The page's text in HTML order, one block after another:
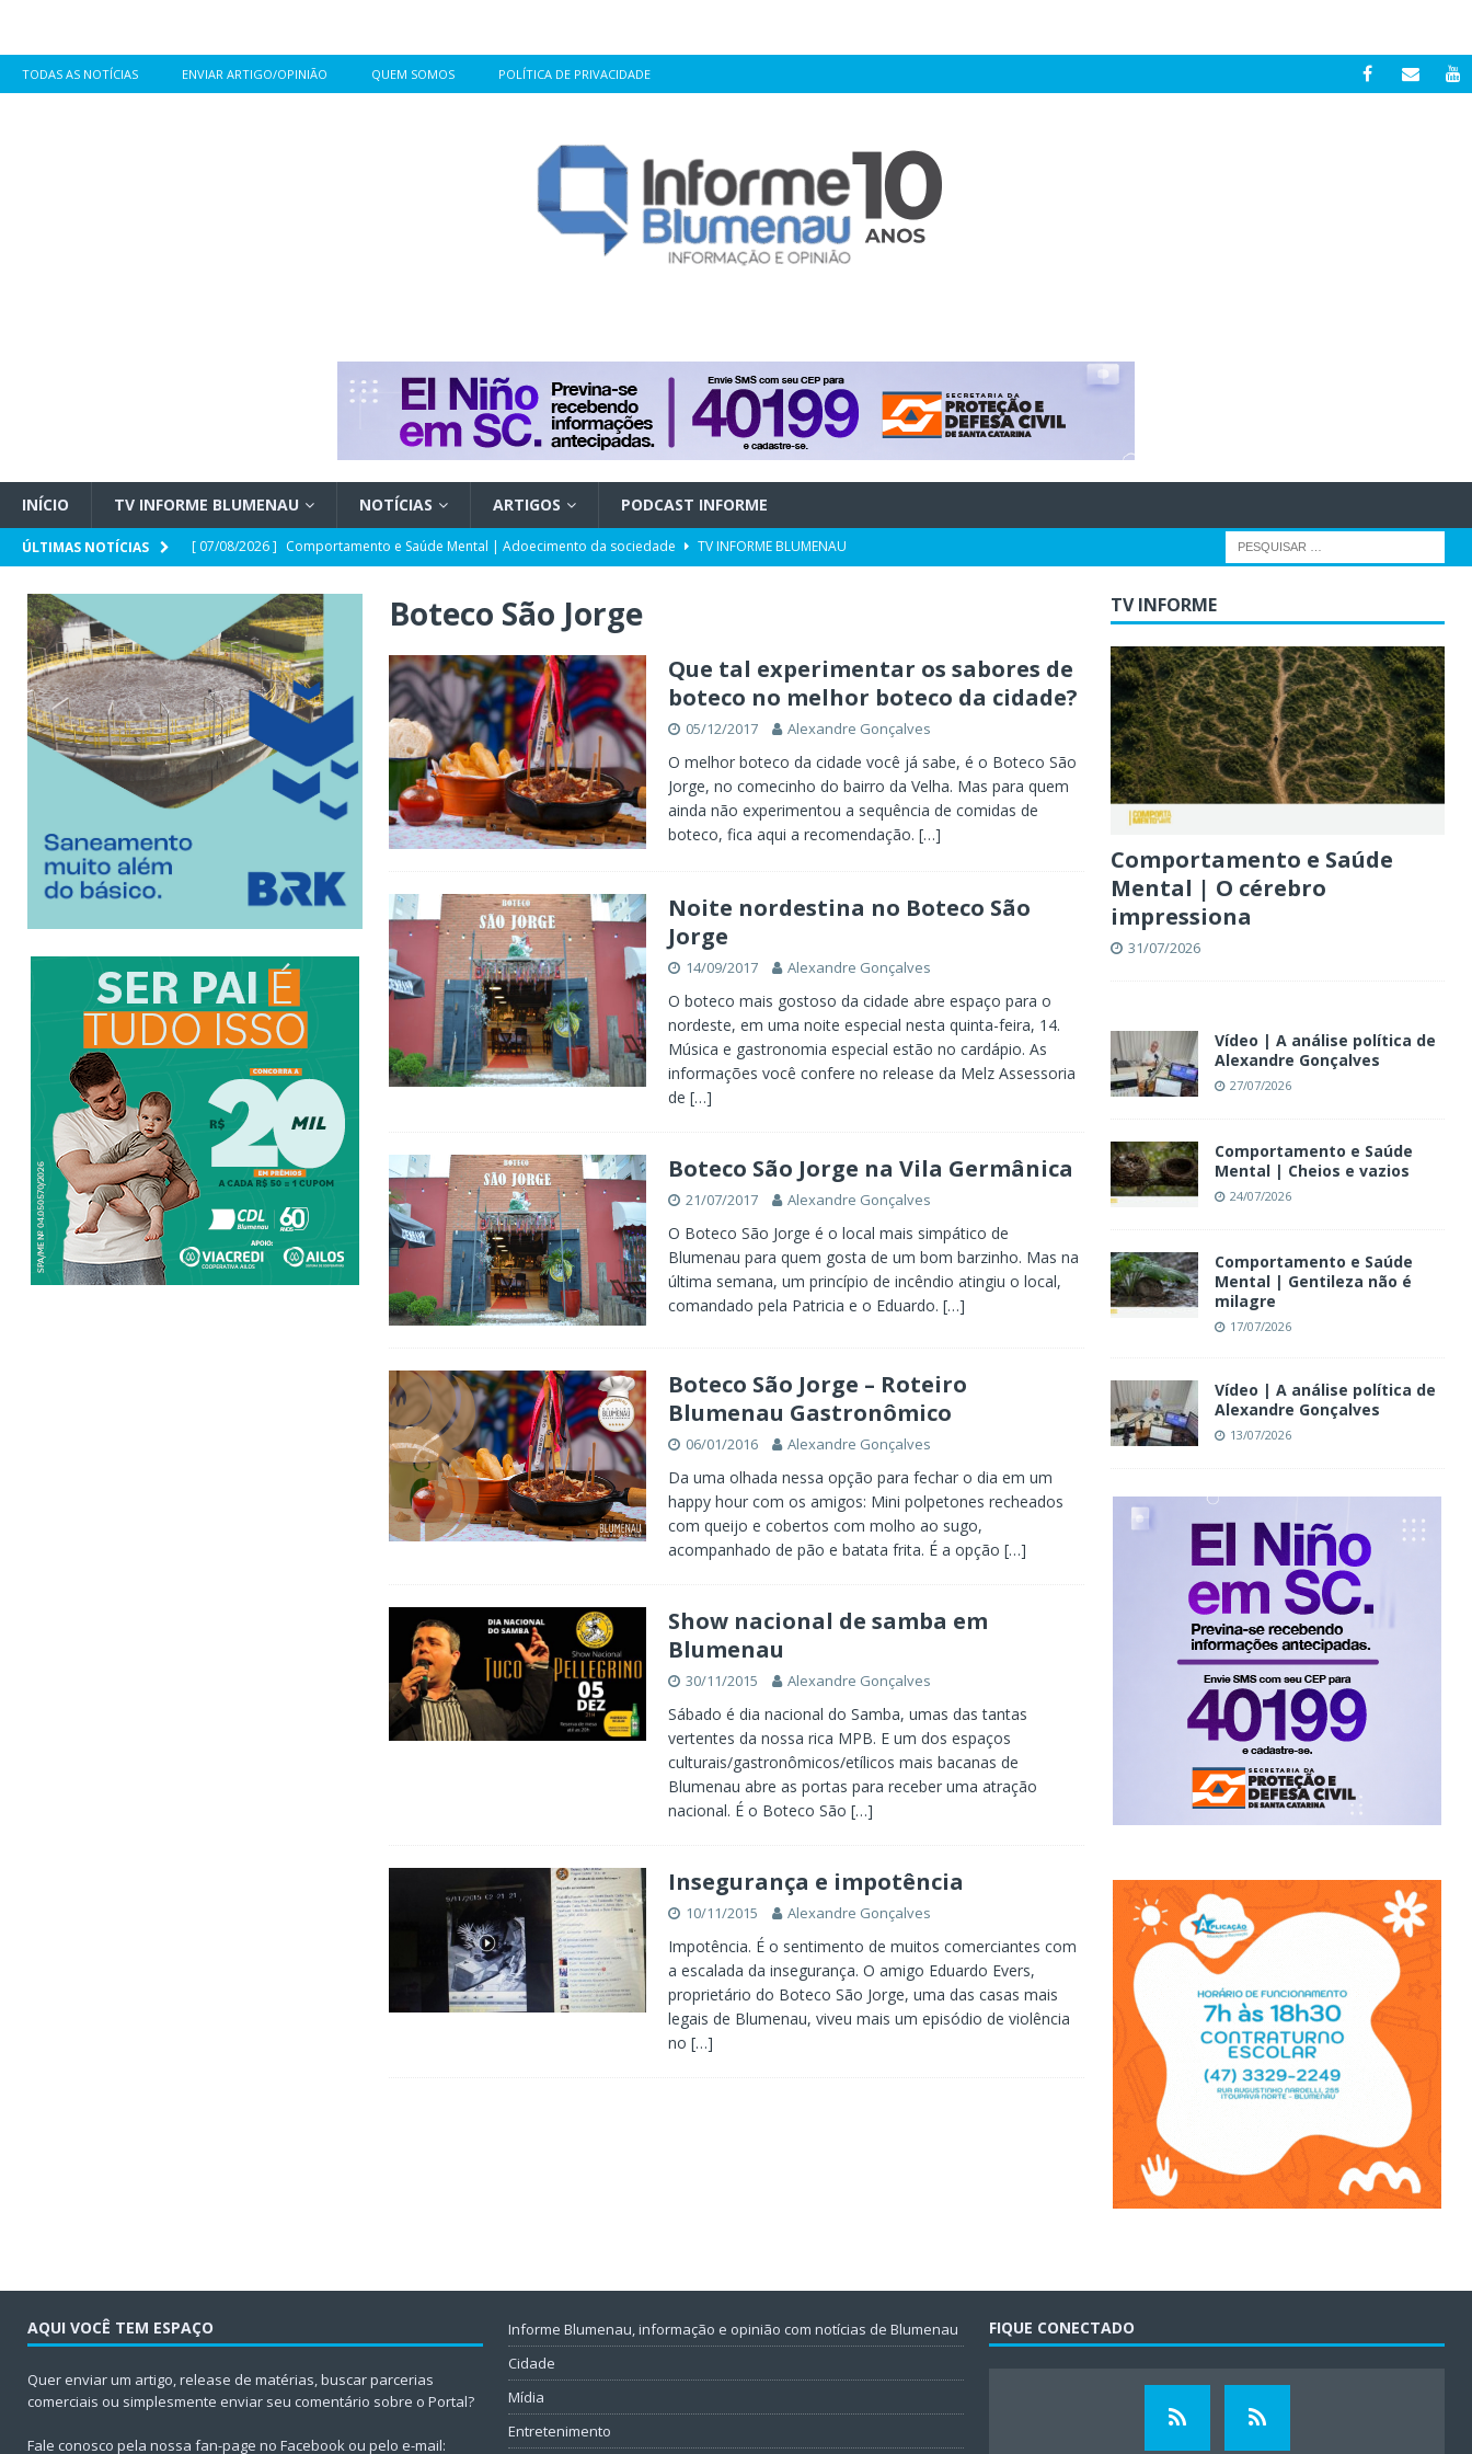
TODAS AS NOTÍCIAS ENVIAR ARTIGO/OPINIÃO QUEM SOMOS POLÍTICA DE PRIVACIDADE
INÍCIO TV INFORME BLUMENAU NOTÍCIAS ARTIGOS PODCAST INFORME
ÚLTIMAS NOTÍCIAS [ 07/08/2026 ] Comportamento e Saúde Mental | Adoecimento da sociedade
TV INFORME BLUMENAU
[ 07/08/2026 ] SC e Paraguai avançam em acordo por portos e milho após reuniões em Assunção
[ 07/08/2026 ] Entrevista | Túlio de Amorim Pfuetzenreiter, candidato ao Senado pelo Missão
TV INFORME BLUMENAU
[ 07/08/2026 ] HEMOSC adota novos critérios para doação de sangue
POLÍTICA
[ 07/08/2026 ]
Indaial registra o maior crescimento da história no Ideb X. DESTAQUES
Boteco São Jorge
Que tal experimentar os sabores de
boteco no melhor boteco da cidade?
05/12/2017 Alexandre Gonçalves
O melhor boteco da cidade você já sabe, é o Boteco São
Jorge, no comecinho do bairro da Velha. Mas para quem
ainda não experimentou a sequência de comidas de
boteco, fica aqui a recomendação. […]
Noite nordestina no Boteco São
Jorge
14/09/2017 Alexandre Gonçalves
O boteco mais gostoso da cidade abre espaço para o
nordeste, em uma noite especial nesta quinta-feira, 14.
Música e gastronomia especial estão no cardápio. As
informações você confere no release da Melz Assessoria
de […]
Boteco São Jorge na Vila Germânica
21/07/2017 Alexandre Gonçalves
O Boteco São Jorge é o local mais simpático de
Blumenau para quem gosta de um bom barzinho. Mas na
última semana, um princípio de incêndio atingiu o local,
comandado pela Patricia e o Eduardo. […]
Boteco São Jorge – Roteiro
Blumenau Gastronômico
06/01/2016 Alexandre Gonçalves
Da uma olhada nessa opção para fechar o dia em um
happy hour com os amigos: Mini polpetones recheados
com queijo e cobertos com molho ao sugo,
acompanhado de pão e batata frita. É a opção […]
Show nacional de samba em
Blumenau
30/11/2015 Alexandre Gonçalves
Sábado é dia nacional do Samba, umas das tantas
vertentes da nossa rica MPB. E um dos espaços
culturais/gastronômicos/etílicos mais bacanas de
Blumenau abre as portas para receber uma atração
nacional. É o Boteco São […]
Insegurança e impotência
10/11/2015 Alexandre Gonçalves
Impotência. É o sentimento de muitos comerciantes com
a escalada da insegurança. O amigo Eduardo Evers,
proprietário do Boteco São Jorge, uma das casas mais
legais de Blumenau, viveu mais um episódio de violência
no […]
TV INFORME
Comportamento e Saúde
Mental | O cérebro
impressiona
31/07/2026
Vídeo | A análise política de
Alexandre Gonçalves
27/07/2026
Comportamento e Saúde
Mental | Cheios e vazios
24/07/2026
Comportamento e Saúde
Mental | Gentileza não é
milagre
17/07/2026
Vídeo | A análise política de
Alexandre Gonçalves
13/07/2026
AQUI VOCÊ TEM ESPAÇO
Quer enviar um artigo, release de matérias, buscar parcerias
comerciais ou simplesmente enviar seu comentário sobre o Portal?
Fale conosco pela nossa fan-page no Facebook ou pelo e-mail:
Informe Blumenau, informação e opinião com notícias de Blumenau
Cidade
Mídia
Entretenimento
FIQUE CONECTADO